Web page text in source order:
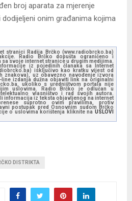
broj aparata za mjerenje
onim građanima kojima
stranici Radija Brčko (www.radiobrcko.ba)
Radio Brčko dopušta ograničeno i
svoje internet stranice u drugim medijima.
iz pojedinih članaka sa Internet
isključivo kao kratku vijest od
znakova), uz obavezno navođenje izvora
izdanja dužna objaviti link na originalni
ukoliko s uredništvom portala nije
uslovima. Radio Brčko je odlučan u
vlasništvo i rad svojih autora.
informacija iz teksta objavljenog na internet
suprotno ovim pravilima, protiv
postupak pred Osnovnim sudom Brčko
o uslovima korištenja kliknite na USLOVI
DISTRIKTA